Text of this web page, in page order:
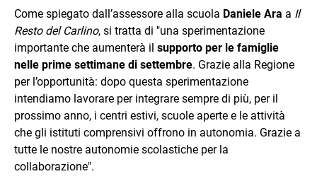
Come spiegato dall’assessore alla scuola Daniele Ara a Il
Resto del Carlino, si tratta di "una sperimentazione
importante che aumenterà il supporto per le famiglie
nelle prime settimane di settembre. Grazie alla Regione
per l’opportunità: dopo questa sperimentazione
intendiamo lavorare per integrare sempre di più, per il
prossimo anno, i centri estivi, scuole aperte e le attività
che gli istituti comprensivi offrono in autonomia. Grazie a
tutte le nostre autonomie scolastiche per la
collaborazione".